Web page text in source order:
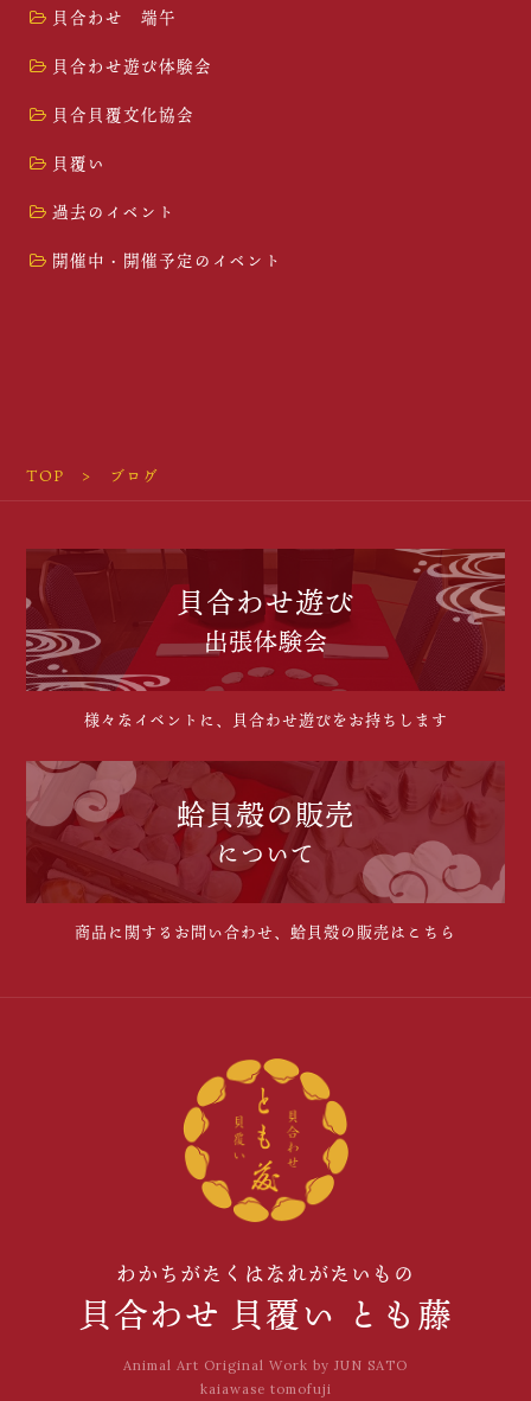
貝合わせ 端午
貝合わせ遊び体験会
貝合貝覆文化協会
貝覆い
過去のイベント
開催中・開催予定のイベント
TOP ブログ
貝合わせ遊び
出張体験会
様々なイベントに、貝合わせ遊びをお持ちします
蛤貝殻の販売
について
商品に関するお問い合わせ、蛤貝殻の販売はこちら
わかちがたくはなれがたいもの
貝合わせ 貝覆い とも藤
Animal Art Original Work by JUN SATO
kaiawase tomofuji